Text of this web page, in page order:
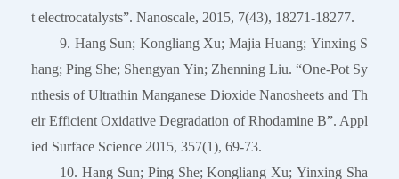
t electrocatalysts”. Nanoscale, 2015, 7(43), 18271-18277.
9. Hang Sun; Kongliang Xu; Majia Huang; Yinxing S
hang; Ping She; Shengyan Yin; Zhenning Liu. “One-Pot Sy
nthesis of Ultrathin Manganese Dioxide Nanosheets and Th
eir Efficient Oxidative Degradation of Rhodamine B”. Appl
ied Surface Science 2015, 357(1), 69-73.
10. Hang Sun; Ping She; Kongliang Xu; Yinxing Sha